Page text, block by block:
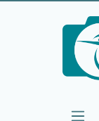
Saltar al contenido